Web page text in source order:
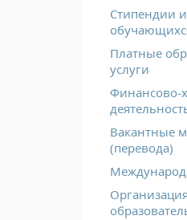
Стипендии
Платные
услуги
Финансово-
Вакантные
(перевода)